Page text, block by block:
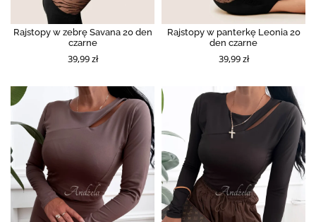
Rajstopy w zebrę Savana 20 den
czarne
39,99 zł
Rajstopy w panterkę Leonia 20
den czarne
39,99 zł